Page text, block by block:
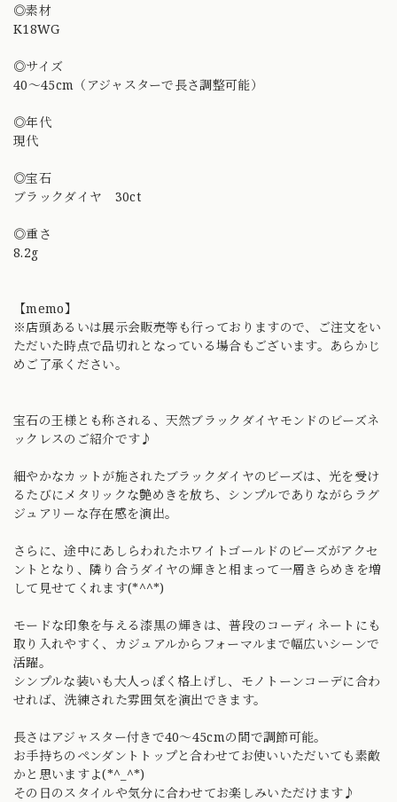
◎素材
K18WG
◎サイズ
40〜45cm（アジャスターで長さ調整可能）
◎年代
現代
◎宝石
ブラックダイヤ 30ct
◎重さ
8.2g
【memo】
※店頭あるいは展示会販売等も行っておりますので、ご注文をい
ただいた時点で品切れとなっている場合もございます。あらかじ
めご了承ください。
宝石の王様とも称される、天然ブラックダイヤモンドのビーズネ
ックレスのご紹介です♪
細やかなカットが施されたブラックダイヤのビーズは、光を受け
るたびにメタリックな艶めきを放ち、シンプルでありながらラグ
ジュアリーな存在感を演出。
さらに、途中にあしらわれたホワイトゴールドのビーズがアクセ
ントとなり、隣り合うダイヤの輝きと相まって一層きらめきを増
して見せてくれます(*^^*)
モードな印象を与える漆黒の輝きは、普段のコーディネートにも
取り入れやすく、カジュアルからフォーマルまで幅広いシーンで
活躍。
シンプルな装いも大人っぽく格上げし、モノトーンコーデに合わ
せれば、洗練された雰囲気を演出できます。
長さはアジャスター付きで40〜45cmの間で調節可能。
お手持ちのペンダントトップと合わせてお使いいただいても素敵
かと思いますよ(*^_^*)
その日のスタイルや気分に合わせてお楽しみいただけます♪